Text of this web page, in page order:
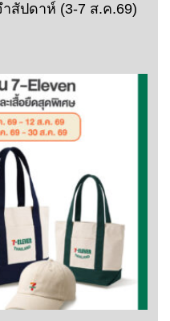
สัปดาห์ (3-7 ส.ค.69)